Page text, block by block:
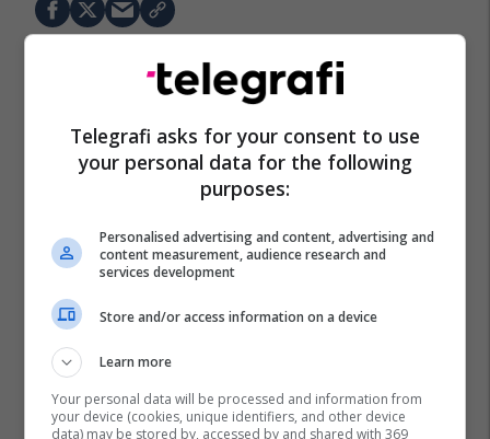
Telegrafi asks for your consent to use
your personal data for the following
purposes:
Personalised advertising and content, advertising and
content measurement, audience research and
services development
Store and/or access information on a device
Learn more
Your personal data will be processed and information from
your device (cookies, unique identifiers, and other device
data) may be stored by, accessed by and shared with 369